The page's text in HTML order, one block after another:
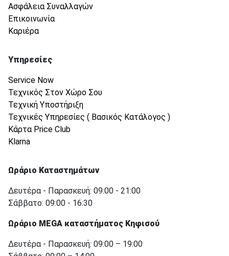
Ασφάλεια Συναλλαγών
Επικοινωνία
Καριέρα
Υπηρεσίες
Service Now
Τεχνικός Στον Χώρο Σου
Τεχνική Υποστήριξη
Τεχνικές Υπηρεσίες ( Βασικός Κατάλογος )
Κάρτα Price Club
Klarna
Ωράριο Καταστημάτων
Δευτέρα - Παρασκευή: 09:00 - 21:00
Σάββατο: 09:00 - 16:30
Ωράριο MEGA καταστήματος Κηφισού
Δευτέρα - Παρασκευή: 09:00 – 19:00